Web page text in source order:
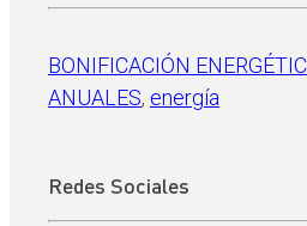
BONIFICACIÓN
ANUALES, energía
Redes Sociales